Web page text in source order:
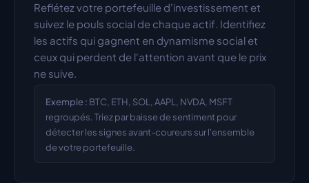
Reflétez votre portefeuille d'investissement et
suivez le pouls social de chaque actif. Identifiez
les actifs qui gagnent en dynamisme social et
ceux qui perdent de l'attention avant que le prix
ne suive.
Exemple : BTC, ETH, SOL, AAPL, NVDA, MSFT
regroupés. Triez par baisse de sentiment pour
détecter les signes avant-coureurs sur l'ensemble
de votre portefeuille.